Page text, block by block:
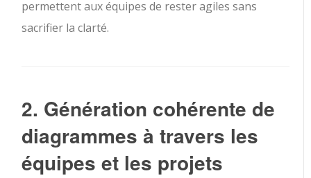
permettent aux équipes de rester agiles sans
sacrifier la clarté.
2. Génération cohérente de
diagrammes à travers les
équipes et les projets